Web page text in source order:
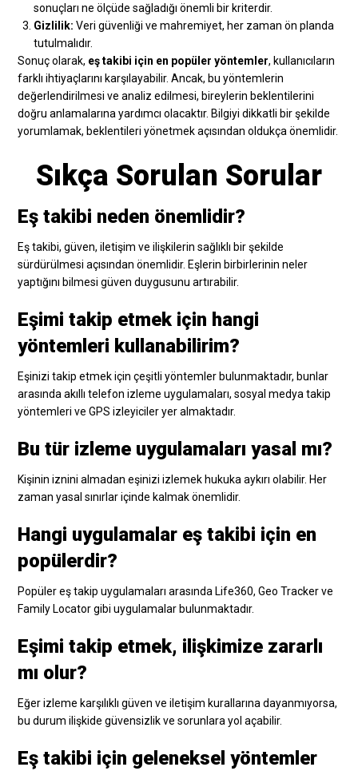
sonuçları ne ölçüde sağladığı önemli bir kriterdir.
Gizlilik: Veri güvenliği ve mahremiyet, her zaman ön planda
tutulmalıdır.
Sonuç olarak, eş takibi için en popüler yöntemler, kullanıcıların
farklı ihtiyaçlarını karşılayabilir. Ancak, bu yöntemlerin
değerlendirilmesi ve analiz edilmesi, bireylerin beklentilerini
doğru anlamalarına yardımcı olacaktır. Bilgiyi dikkatli bir şekilde
yorumlamak, beklentileri yönetmek açısından oldukça önemlidir.
Sıkça Sorulan Sorular
Eş takibi neden önemlidir?
Eş takibi, güven, iletişim ve ilişkilerin sağlıklı bir şekilde
sürdürülmesi açısından önemlidir. Eşlerin birbirlerinin neler
yaptığını bilmesi güven duygusunu artırabilir.
Eşimi takip etmek için hangi
yöntemleri kullanabilirim?
Eşinizi takip etmek için çeşitli yöntemler bulunmaktadır, bunlar
arasında akıllı telefon izleme uygulamaları, sosyal medya takip
yöntemleri ve GPS izleyiciler yer almaktadır.
Bu tür izleme uygulamaları yasal mı?
Kişinin iznini almadan eşinizi izlemek hukuka aykırı olabilir. Her
zaman yasal sınırlar içinde kalmak önemlidir.
Hangi uygulamalar eş takibi için en
popülerdir?
Popüler eş takip uygulamaları arasında Life360, Geo Tracker ve
Family Locator gibi uygulamalar bulunmaktadır.
Eşimi takip etmek, ilişkimize zararlı
mı olur?
Eğer izleme karşılıklı güven ve iletişim kurallarına dayanmıyorsa,
bu durum ilişkide güvensizlik ve sorunlara yol açabilir.
Eş takibi için geleneksel yöntemler